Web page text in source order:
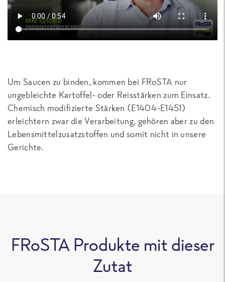
Um Saucen zu binden, kommen bei FRoSTA nur
ungebleichte Kartoffel- oder Reisstärken zum Einsatz.
Chemisch modifizierte Stärken (E1404-E1451)
erleichtern zwar die Verarbeitung, gehören aber zu den
Lebensmittelzusatzstoffen und somit nicht in unsere
Gerichte.
FRoSTA Produkte mit dieser
Zutat